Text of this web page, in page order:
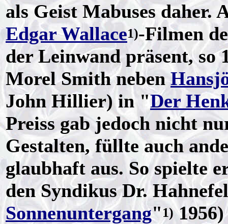
als Geist Mabuses daher.
Edgar Wallace1)-Filmen
der Leinwand präsent, so
Morel Smith neben
John Hillier) in "Der
Preiss gab jedoch nicht
Gestalten, füllte auch
glaubhaft aus. So spielte
den Syndikus Dr.
Sonnenuntergang" 1)